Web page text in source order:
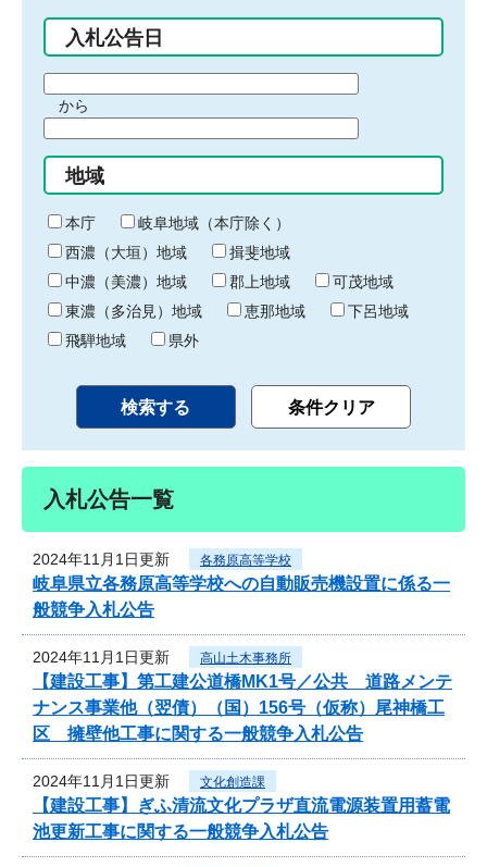
入札公告日
間
始
り
から
間
終
わ
り
地域
本庁
岐阜地域（本庁除く）
西濃（大垣）地域
揖斐地域
中濃（美濃）地域
郡上地域
可茂地域
東濃（多治見）地域
恵那地域
下呂地域
飛騨地域
県外
入札公告一覧
2024年11月1日更新 各務原高等学校
岐阜県立各務原高等学校への自動販売機設置に係る一
般競争入札公告
2024年11月1日更新 高山土木事務所
【建設工事】第工建公道橋MK1号／公共 道路メンテ
ナンス事業他（翌債）（国）156号（仮称）尾神橋工
区 擁壁他工事に関する一般競争入札公告
2024年11月1日更新 文化創造課
【建設工事】ぎふ清流文化プラザ直流電源装置用蓄電
池更新工事に関する一般競争入札公告